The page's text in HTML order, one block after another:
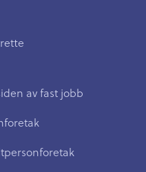
av fast jobb